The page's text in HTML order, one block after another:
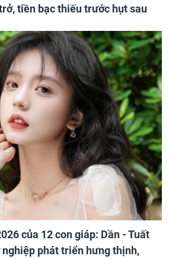
tiền bạc thiếu trước hụt sau
của 12 con giáp: Dần - Tuất
phát triển hưng thịnh,